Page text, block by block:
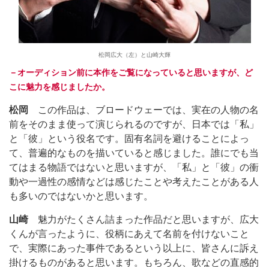
松岡広大（左）と山崎大輝
－オーディション前に本作をご覧になっていると思いますが、ど
こに魅力を感じましたか。
松岡
この作品は、ブロードウェーでは、実在の人物の名
前をそのまま使って演じられるのですが、日本では「私」
と「彼」という役名です。固有名詞を避けることによっ
て、普遍的なものを描いていると感じました。誰にでも当
てはまる物語ではないと思いますが、「私」と「彼」の衝
動や一過性の感情などは感じたことや考えたことがある人
も多いのではないかと思います。
山崎 魅力がたくさん詰まった作品だと思いますが、広大
くんが言ったように、役柄にあえて名前を付けないこと
で、実際にあった事件であるという以上に、皆さんに訴え
掛けるものがあると思います。もちろん、歌などの直感的